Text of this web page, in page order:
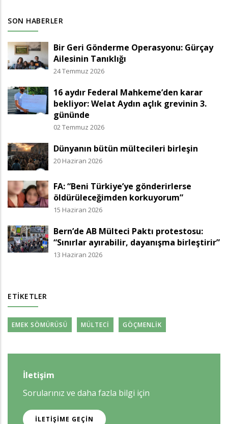
SON HABERLER
Bir Geri Gönderme Operasyonu: Gürçay
Ailesinin Tanıklığı
24 Temmuz 2026
16 aydır Federal Mahkeme’den karar
bekliyor: Welat Aydın açlık grevinin 3.
gününde
02 Temmuz 2026
Dünyanın bütün mültecileri birleşin
20 Haziran 2026
FA: “Beni Türkiye’ye gönderirlerse
öldürüleceğimden korkuyorum”
15 Haziran 2026
Bern’de AB Mülteci Paktı protestosu:
“Sınırlar ayırabilir, dayanışma birleştirir”
13 Haziran 2026
ETIKETLER
EMEK SÖMÜRÜSÜ MÜLTECI GÖÇMENLIK
İletişim
Sorularınız ve daha fazla bilgi için
İLETIŞIME GEÇIN